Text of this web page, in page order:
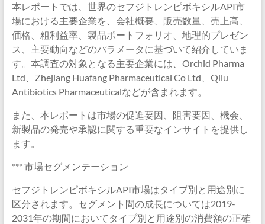
本レポートでは、世界のセフジトレンピボキシルAPI市
場における主要企業を、会社概要、販売数量、売上高、
価格、粗利益率、製品ポートフォリオ、地理的プレゼン
ス、主要動向などのパラメータに基づいて紹介していま
す。本調査の対象となる主要企業には、Orchid Pharma
Ltd、Zhejiang Huafang Pharmaceutical Co Ltd、Qilu
Antibiotics Pharmaceuticalなどが含まれます。
また、本レポートは市場の促進要因、阻害要因、機会、
新製品の発売や承認に関する重要なインサイトを提供し
ます。
*** 市場セグメンテーション
セフジトレンピボキシルAPI市場はタイプ別と用途別に
区分されます。セグメント間の成長については2019-
2031年の期間においてタイプ別と用途別の消費額の正確